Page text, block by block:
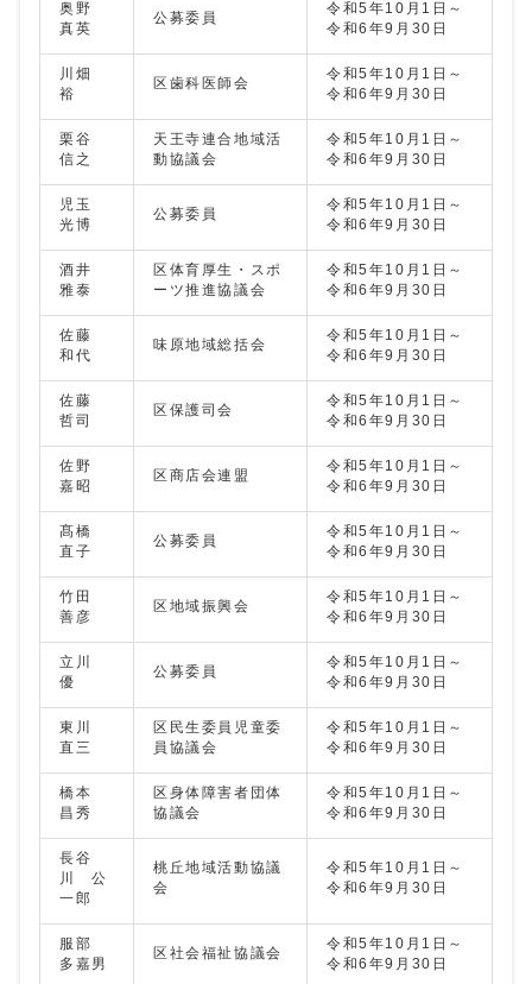
奥野
真英
公募委員
令和5年10月1日～
令和6年9月30日
川畑
裕
区歯科医師会
令和5年10月1日～
令和6年9月30日
栗谷
信之
天王寺連合地域活
動協議会
令和5年10月1日～
令和6年9月30日
児玉
光博
公募委員
令和5年10月1日～
令和6年9月30日
酒井
雅泰
区体育厚生・スポ
ーツ推進協議会
令和5年10月1日～
令和6年9月30日
佐藤
和代
味原地域総括会
令和5年10月1日～
令和6年9月30日
佐藤
哲司
区保護司会
令和5年10月1日～
令和6年9月30日
佐野
嘉昭
区商店会連盟
令和5年10月1日～
令和6年9月30日
髙橋
直子
公募委員
令和5年10月1日～
令和6年9月30日
竹田
善彦
区地域振興会
令和5年10月1日～
令和6年9月30日
立川
優
公募委員
令和5年10月1日～
令和6年9月30日
東川
直三
区民生委員児童委
員協議会
令和5年10月1日～
令和6年9月30日
橋本
昌秀
区身体障害者団体
協議会
令和5年10月1日～
令和6年9月30日
長谷
川 公
一郎
桃丘地域活動協議
会
令和5年10月1日～
令和6年9月30日
服部
多嘉男
区社会福祉協議会
令和5年10月1日～
令和6年9月30日